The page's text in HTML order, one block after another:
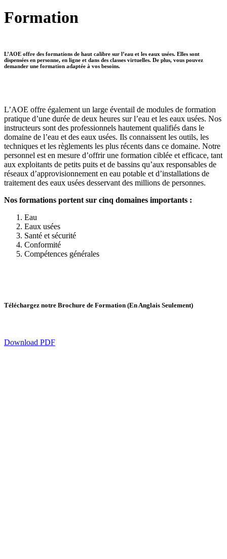
Formation
L’AOE offre des formations de haut calibre sur l’eau et les eaux usées. Elles sont
dispensées en personne, en ligne et dans des classes virtuelles. De plus, vous pouvez
demander une formation adaptée à vos besoins.
L’AOE offre également un large éventail de modules de formation
pratique d’une durée de deux heures sur l’eau et les eaux usées. Nos
instructeurs sont des professionnels hautement qualifiés dans le
domaine de l’eau et des eaux usées. Ils connaissent les outils, les
techniques et les règlements les plus récents dans ce domaine. Notre
personnel est en mesure d’offrir une formation ciblée et efficace, tant
aux exploitants de petits puits et de bassins qu’aux responsables de
réseaux d’approvisionnement en eau potable et d’installations de
traitement des eaux usées desservant des millions de personnes.
Nos formations portent sur cinq domaines importants :
Eau
Eaux usées
Santé et sécurité
Conformité
Compétences générales
Téléchargez notre Brochure de Formation (En Anglais Seulement)
Download PDF